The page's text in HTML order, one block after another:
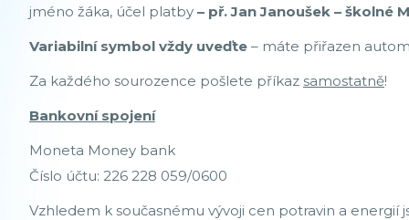
jméno žáka, účel platby – př. Jan Janoušek – školné
Variabilní symbol vždy uveďte – máte přiřazen
Za každého sourozence pošlete příkaz samostatně!
Bankovní spojení
Moneta Money bank
Číslo účtu: 226 228 059/0600
Vzhledem k současnému vývoji cen potravin a